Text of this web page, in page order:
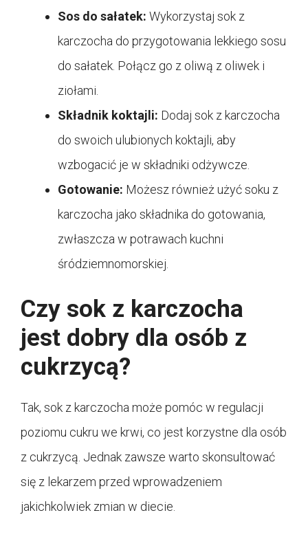
Sos do sałatek: Wykorzystaj sok z
karczocha do przygotowania lekkiego sosu
do sałatek. Połącz go z oliwą z oliwek i
ziołami.
Składnik koktajli: Dodaj sok z karczocha
do swoich ulubionych koktajli, aby
wzbogacić je w składniki odżywcze.
Gotowanie: Możesz również użyć soku z
karczocha jako składnika do gotowania,
zwłaszcza w potrawach kuchni
śródziemnomorskiej.
Czy sok z karczocha
jest dobry dla osób z
cukrzycą?
Tak, sok z karczocha może pomóc w regulacji
poziomu cukru we krwi, co jest korzystne dla osób
z cukrzycą. Jednak zawsze warto skonsultować
się z lekarzem przed wprowadzeniem
jakichkolwiek zmian w diecie.